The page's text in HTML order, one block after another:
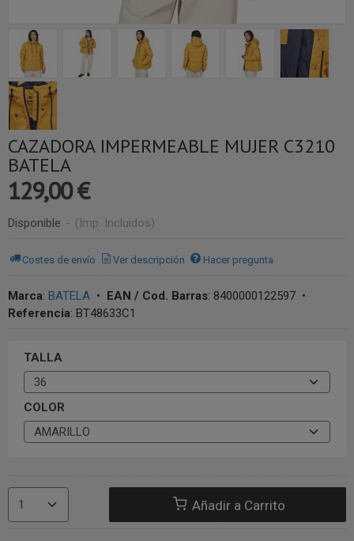
CAZADORA IMPERMEABLE MUJER C3210
BATELA
129,00 €
Disponible - (Imp. Incluidos)
Costes de envío Ver descripción Hacer pregunta
Marca: BATELA • EAN / Cod. Barras: 8400000122597 •
Referencia: BT48633C1
TALLA
COLOR
Añadir a Carrito